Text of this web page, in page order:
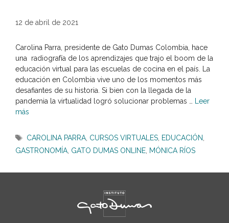
12 de abril de 2021
Carolina Parra, presidente de Gato Dumas Colombia, hace
una radiografía de los aprendizajes que trajo el boom de la
educación virtual para las escuelas de cocina en el país. La
educación en Colombia vive uno de los momentos más
desafiantes de su historia. Si bien con la llegada de la
pandemia la virtualidad logró solucionar problemas …
Leer
más
Etiquetas
CAROLINA PARRA CURSOS VIRTUALES EDUCACIÓN
GASTRONOMÍA GATO DUMAS ONLINE MÓNICA RÍOS